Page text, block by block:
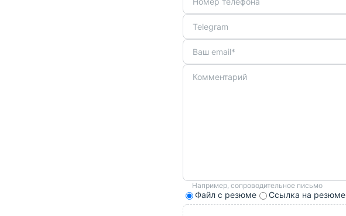
Например, сопроводительное письмо
Файл с резюме Ссылка на резюме